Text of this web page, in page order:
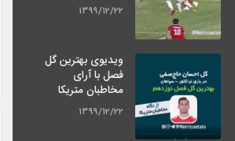
۱۳۹۹/۱۲/۲۲
ویدیوی بهترین گل
فصل با آرای
مخاطبان متریکا
۱۳۹۹/۱۲/۲۲